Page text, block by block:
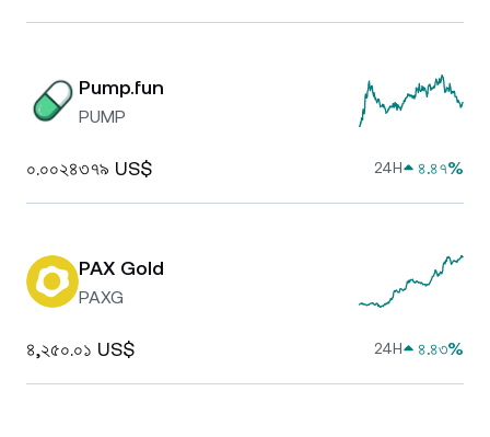
Pump.fun
PUMP
০.০০২৪৩৭৯ US$ 24H ৪.৪৭%
PAX Gold
PAXG
৪,২৫০.০১ US$ 24H ৪.৪৩%